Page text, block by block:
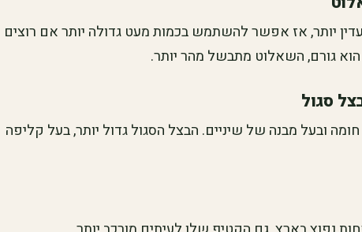
יותר, אז אפשר להשתמש בכמות מעט גדולה יותר אם רוצים
גורם, השאלוט מתבשל מהר יותר.
סגול
ובעל מבנה של שיניים. הבצל הסגול גדול יותר, בעל קליפה